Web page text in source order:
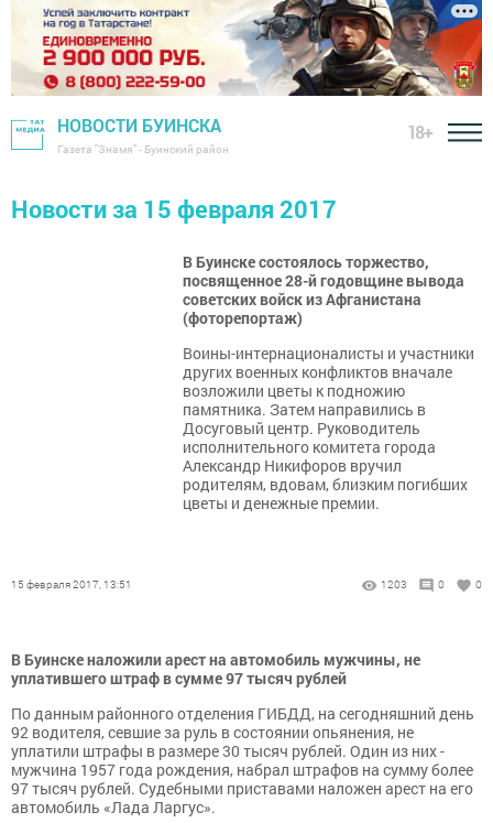
НОВОСТИ БУИНСКА
Газета "Знамя" - Буинский район
18+
Новости за 15 февраля 2017
В Буинске состоялось торжество,
посвященное 28-й годовщине вывода
советских войск из Афганистана
(фоторепортаж)
Воины-интернационалисты и участники
других военных конфликтов вначале
возложили цветы к подножию
памятника. Затем направились в
Досуговый центр. Руководитель
исполнительного комитета города
Александр Никифоров вручил
родителям, вдовам, близким погибших
цветы и денежные премии.
15 февраля 2017, 13:51 1203 0 0
В Буинске наложили арест на автомобиль мужчины, не
уплатившего штраф в сумме 97 тысяч рублей
По данным районного отделения ГИБДД, на сегодняшний день
92 водителя, севшие за руль в состоянии опьянения, не
уплатили штрафы в размере 30 тысяч рублей. Один из них -
мужчина 1957 года рождения, набрал штрафов на сумму более
97 тысяч рублей. Судебными приставами наложен арест на его
автомобиль «Лада Ларгус».